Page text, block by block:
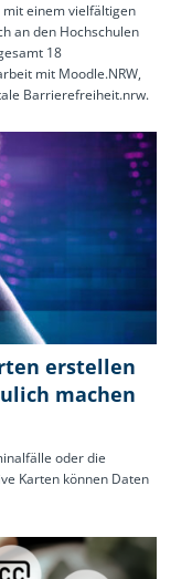
mit einem vielfältigen
an den Hochschulen
18
mit Moodle.NRW,
Barrierefreiheit.nrw.
erstellen
machen
oder die
Karten können Daten